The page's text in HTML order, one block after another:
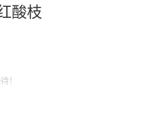
酸枝
！